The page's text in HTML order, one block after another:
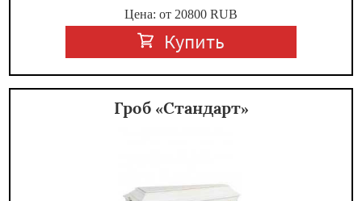
Цена: от 20800 RUB
Купить
Гроб «Стандарт»